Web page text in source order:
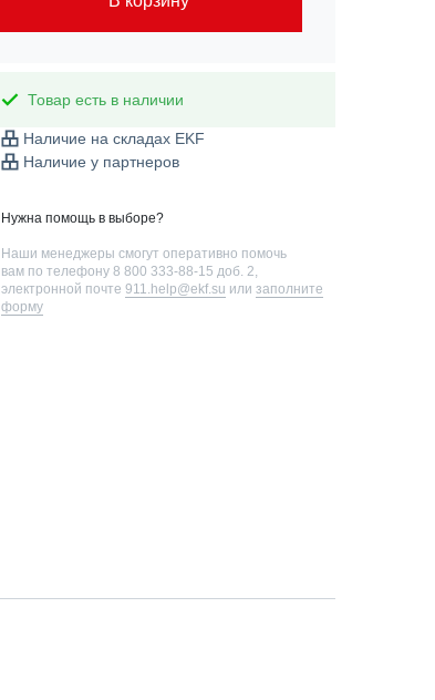
Товар есть в наличии
Наличие на складах EKF
Наличие у партнеров
Нужна помощь в выборе?
Наши менеджеры смогут оперативно помочь
вам по телефону 8 800 333-88-15 доб. 2
электронной почте 911.help@ekf.su или заполните
форму